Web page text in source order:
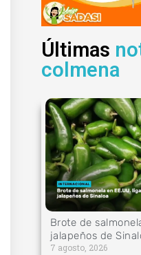
Últimas
colmena
Brote de
jalapeños de
7 agosto, 2026